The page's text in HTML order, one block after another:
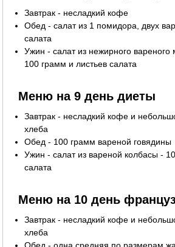
Завтрак - несладкий кофе
Обед - салат из 1 помидора, двух
салата
Ужин - салат из нежирного вареного
100 грамм и листьев салата
Меню на 9 день диеты
Завтрак - несладкий кофе и
хлеба
Обед - 100 грамм вареной говядины
Ужин - салат из вареной колбасы -
салата
Меню на 10 день
Завтрак - несладкий кофе и
хлеба
Обед - одна средняя по размерам